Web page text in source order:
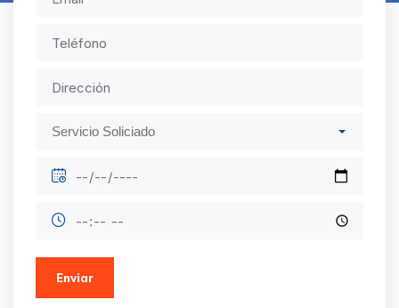
Enviar